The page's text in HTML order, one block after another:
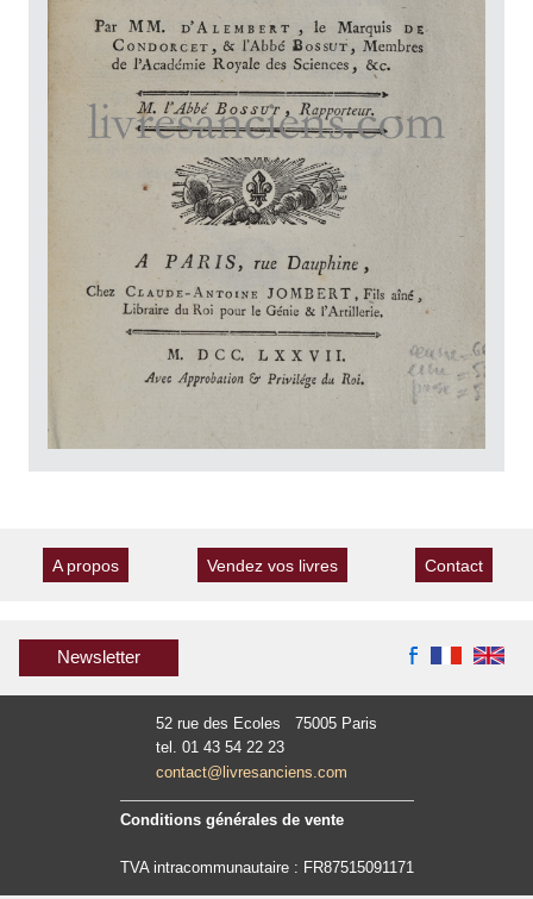
A propos Vendez vos livres Contact
Newsletter
52 rue des Ecoles 75005 Paris
tel. 01 43 54 22 23
contact@livresanciens.com
Conditions générales de vente
TVA intracommunautaire : FR87515091171